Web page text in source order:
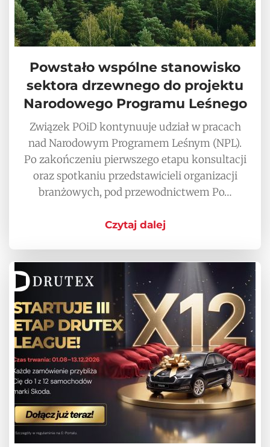
Powstało wspólne stanowisko
sektora drzewnego do projektu
Narodowego Programu Leśnego
Związek POiD kontynuuje udział w pracach
nad Narodowym Programem Leśnym (NPL).
Po zakończeniu pierwszego etapu konsultacji
oraz spotkaniu przedstawicieli organizacji
branżowych, pod przewodnictwem Po…
Czytaj dalej